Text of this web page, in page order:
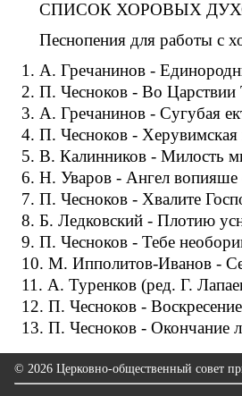
СПИСОК ХОРОВЫХ
Песнопения для работы с
1. А. Гречанинов -
2. П. Чесноков - Во Царствии
3. А. Гречанинов - Сугубая
4. П. Чесноков - Херувимская
5. В. Калинников - Милость
6. Н. Уваров - Ангел вопияше
7. П. Чесноков - Хвалите
8. Б. Ледковский - Плотию
9. П. Чесноков - Тебе
10. М. Ипполитов-Иванов -
11. А. Туренков (ред. Г.
12. П. Чесноков -
13. П. Чесноков - Окончание
© 2026 Церковно-общественный совет